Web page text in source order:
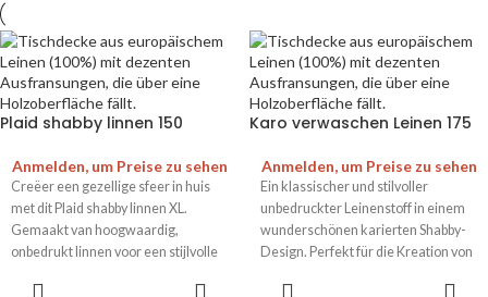
Plaid shabby linnen 150
Anmelden, um Preise zu sehen
Creëer een gezellige sfeer in huis
met dit Plaid shabby linnen XL.
Gemaakt van hoogwaardig,
onbedrukt linnen voor een stijlvolle
Karo verwaschen Leinen 175
Anmelden, um Preise zu sehen
Ein klassischer und stilvoller
unbedruckter Leinenstoff in einem
wunderschönen karierten Shabby-
Design. Perfekt für die Kreation von